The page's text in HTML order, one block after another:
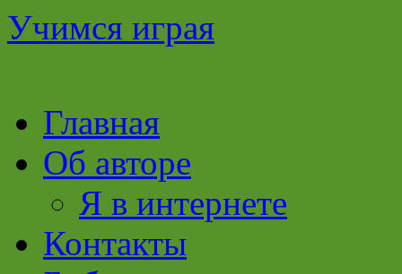
Учимся играя
Перейти
содержимому
Главная
Об авторе
Я в интернете
Контакты